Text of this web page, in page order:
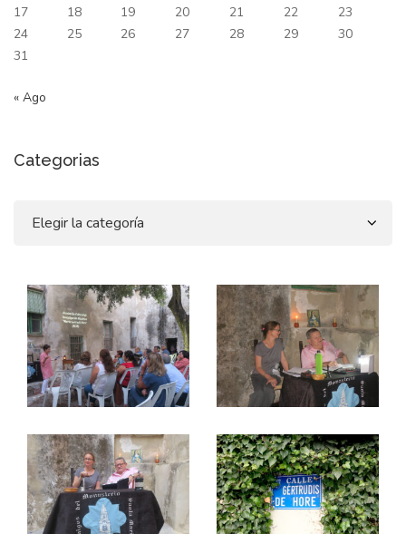
17
18 19 20 21 22
23
24
25 26 27 28 29
30
31
« Ago
Categorias